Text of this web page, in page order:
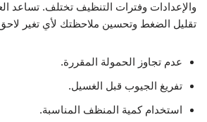
والإعدادات وفترات التنظيف تختلف. تساعد
تقليل الضغط وتحسين ملاحظتك لأي تغير
عدم تجاوز الحمولة المقررة.
تفريغ الجيوب قبل الغسيل.
استخدام كمية المنظف المناسبة.